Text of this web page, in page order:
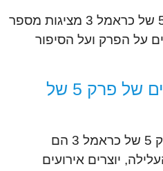
העלילות המרכזיות בפרק 5 של כראמל 3 מציגות מספר
על הפרק ועל הסיפור
מי הסופרים העיקריים של פרק 5 של
הסופרים העיקריים של פרק 5 של כראמל 3 הם
יוצרים אירועים